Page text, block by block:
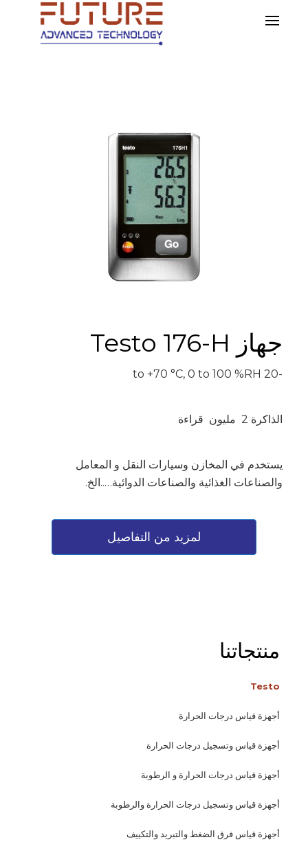
جهاز Testo 176-H
-20 to +70 °C, 0 to 100 %RH
الذاكرة 2 مليون قراءة
يستخدم في المخازن وسيارات النقل و المعامل
والصناعات الغذائية والصناعات الدوائية…..الخ.
لمزيد من التفاصيل
منتجاتنا
Testo
أجهزة قياس درجات الحرارة
أجهزة قياس وتسجيل درجات الحرارة
أجهزة قياس درجات الحرارة و الرطوبة
أجهزة قياس وتسجيل درجات الحرارة والرطوبة
أجهزة قياس فرق الضغط والتبريد والتكييف